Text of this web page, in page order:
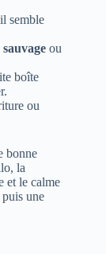
semble
ou
boîte
ou
bonne
la
et le calme
une